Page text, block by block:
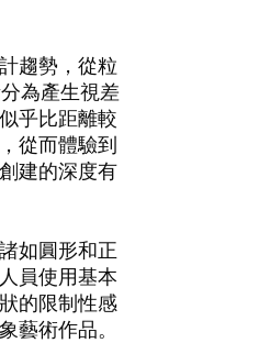
趨勢，從粒
為產生視差
乎比距離較
從而體驗到
建的深度有
如圓形和正
員使用基本
的限制性感
藝術作品。